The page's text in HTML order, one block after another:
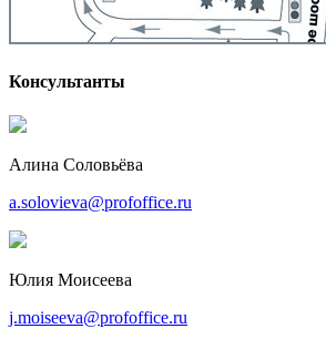
Консультанты
Алина Соловьёва
a.solovieva@profoffice.ru
Юлия Моисеева
j.moiseeva@profoffice.ru